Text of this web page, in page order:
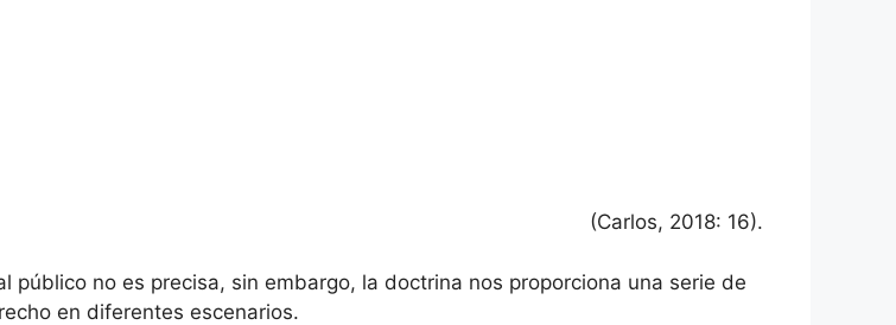
(Carlos, 2018: 16).
no es precisa, sin embargo, la doctrina nos proporciona una serie de
en diferentes escenarios.